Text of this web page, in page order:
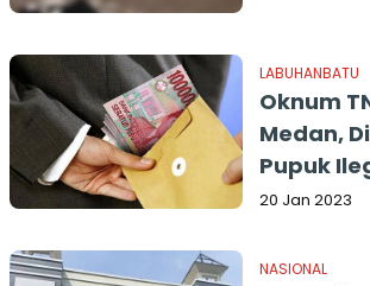
LABUHANBATU
Oknum
Medan,
Pupuk
20 Jan 2023
NASIONAL